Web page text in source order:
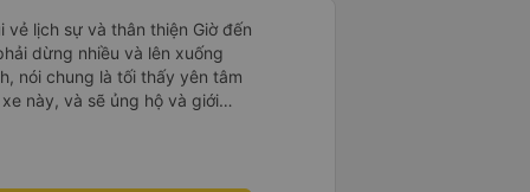
vẻ lịch sự và thân thiện Giờ đến
dừng nhiều và lên xuống
nói chung là tối thấy yên tâm
này, và sẽ ủng hộ và giới
dịch vụ của nhà xe này